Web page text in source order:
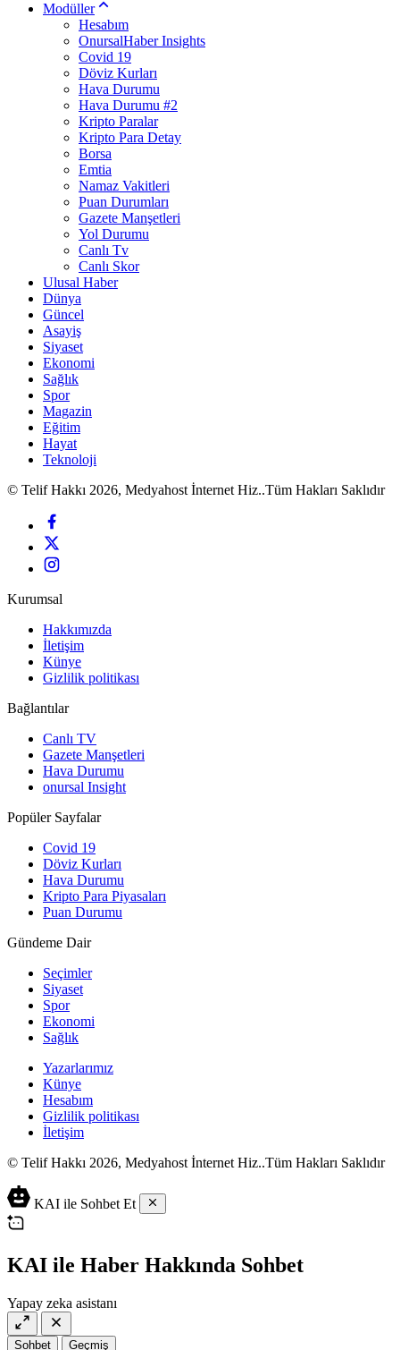
Modüller
Hesabım
OnursalHaber Insights
Covid 19
Döviz Kurları
Hava Durumu
Hava Durumu #2
Kripto Paralar
Kripto Para Detay
Borsa
Emtia
Namaz Vakitleri
Puan Durumları
Gazete Manşetleri
Yol Durumu
Canlı Tv
Canlı Skor
Ulusal Haber
Dünya
Güncel
Asayiş
Siyaset
Ekonomi
Sağlık
Spor
Magazin
Eğitim
Hayat
Teknoloji
© Telif Hakkı 2026, Medyahost İnternet Hiz..Tüm Hakları Saklıdır
Kurumsal
Hakkımızda
İletişim
Künye
Gizlilik politikası
Bağlantılar
Canlı TV
Gazete Manşetleri
Hava Durumu
onursal Insight
Popüler Sayfalar
Covid 19
Döviz Kurları
Hava Durumu
Kripto Para Piyasaları
Puan Durumu
Gündeme Dair
Seçimler
Siyaset
Spor
Ekonomi
Sağlık
Yazarlarımız
Künye
Hesabım
Gizlilik politikası
İletişim
© Telif Hakkı 2026, Medyahost İnternet Hiz..Tüm Hakları Saklıdır
casino
siteleri
casino
2023
lordcasino
canlı
casino
siteleri
iyi
casino
vdcasino
vdcasino
giriş
ev
yapımı
salça
KAI ile Sohbet Et
KAI ile Haber Hakkında Sohbet
Yapay zeka asistanı
Sohbet Geçmiş